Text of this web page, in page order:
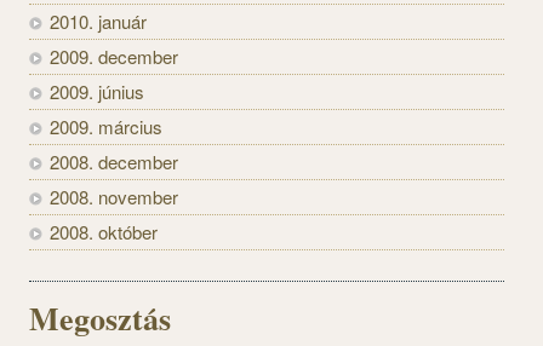
2010. január
2009. december
2009. június
2009. március
2008. december
2008. november
2008. október
Megosztás